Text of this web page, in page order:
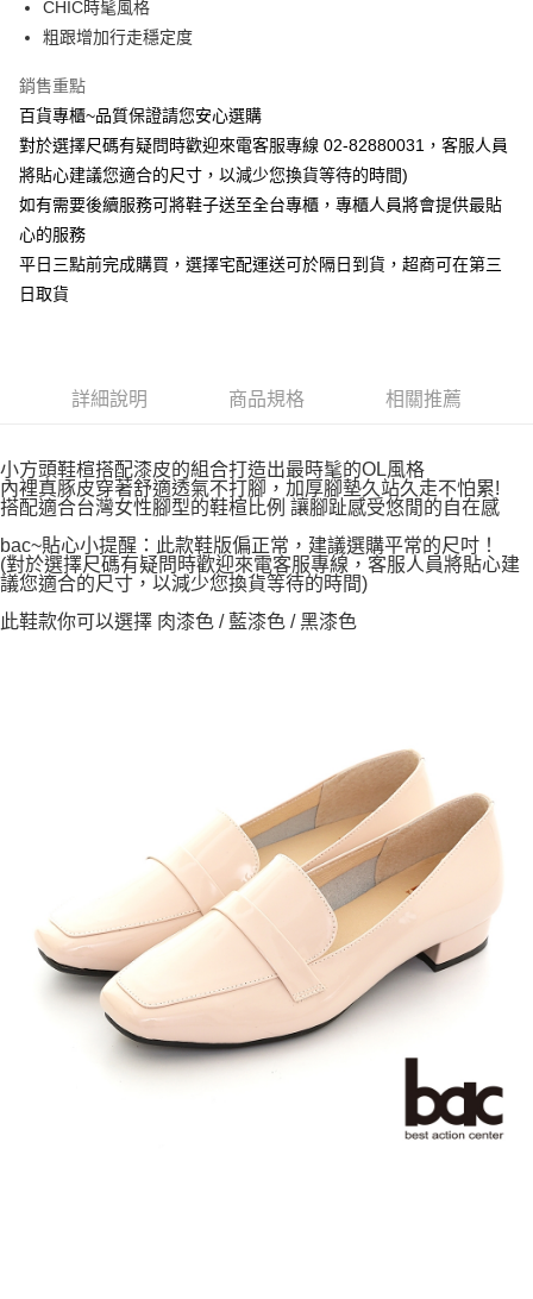
宅配
每筆NT$90，滿NT$1,000(含以上)免運費
CHIC時髦風格
粗跟增加行走穩定度
銷售重點
百貨專櫃~品質保證請您安心選購
對於選擇尺碼有疑問時歡迎來電客服專線 02-82880031，客服人員
將貼心建議您適合的尺寸，以減少您換貨等待的時間)
如有需要後續服務可將鞋子送至全台專櫃，專櫃人員將會提供最貼
心的服務
平日三點前完成購買，選擇宅配運送可於隔日到貨，超商可在第三
日取貨
詳細說明 商品規格 相關推薦
小方頭鞋楦搭配漆皮的組合打造出最時髦的OL風格
內裡真豚皮穿著舒適透氣不打腳，加厚腳墊久站久走不怕累!
搭配適合台灣女性腳型的鞋楦比例 讓腳趾感受悠閒的自在感
bac~貼心小提醒：此款鞋版偏正常，建議選購平常的尺吋！
(對於選擇尺碼有疑問時歡迎來電客服專線，客服人員將貼心建
議您適合的尺寸，以減少您換貨等待的時間)
此鞋款你可以選擇 肉漆色 / 藍漆色 / 黑漆色